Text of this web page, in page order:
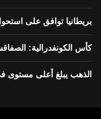
بريطانيا توافق على
كأس الكونفدرالية:
الذهب يبلغ أعلى مستوى في 7 أسابيع بدعم من آمال فتح مضيق